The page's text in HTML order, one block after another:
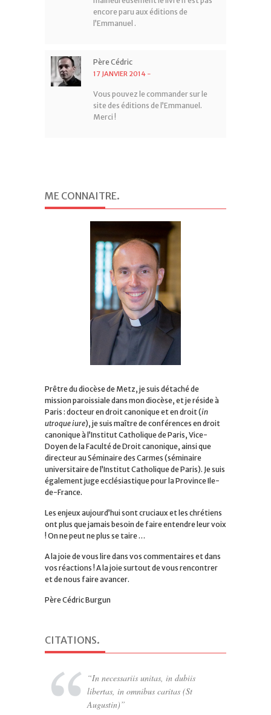
encore paru aux éditions de
l’Emmanuel .
Père Cédric
17 JANVIER 2014 -
Vous pouvez le commander sur le
site des éditions de l’Emmanuel.
Merci !
ME CONNAITRE.
Prêtre du diocèse de Metz, je suis détaché de
mission paroissiale dans mon diocèse, et je réside à
Paris : docteur en droit canonique et en droit (in
utroque iure), je suis maître de conférences en droit
canonique à l’Institut Catholique de Paris, Vice-
Doyen de la Faculté de Droit canonique, ainsi que
directeur au Séminaire des Carmes (séminaire
universitaire de l’Institut Catholique de Paris). Je suis
également juge ecclésiastique pour la Province Ile-
de-France.
Les enjeux aujourd’hui sont cruciaux et les chrétiens
ont plus que jamais besoin de faire entendre leur voix
! On ne peut ne plus se taire …
A la joie de vous lire dans vos commentaires et dans
vos réactions ! A la joie surtout de vous rencontrer
et de nous faire avancer.
Père Cédric Burgun
CITATIONS.
In necessariis unitas, in dubiis
libertas, in omnibus caritas (St
Augustin)